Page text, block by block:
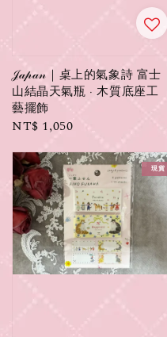
𝒥𝒶𝓅𝒶𝓃｜桌上的氣象詩 富士
山結晶天氣瓶 ‧ 木質底座工
藝擺飾
Regular
NT$ 1,050
現貨